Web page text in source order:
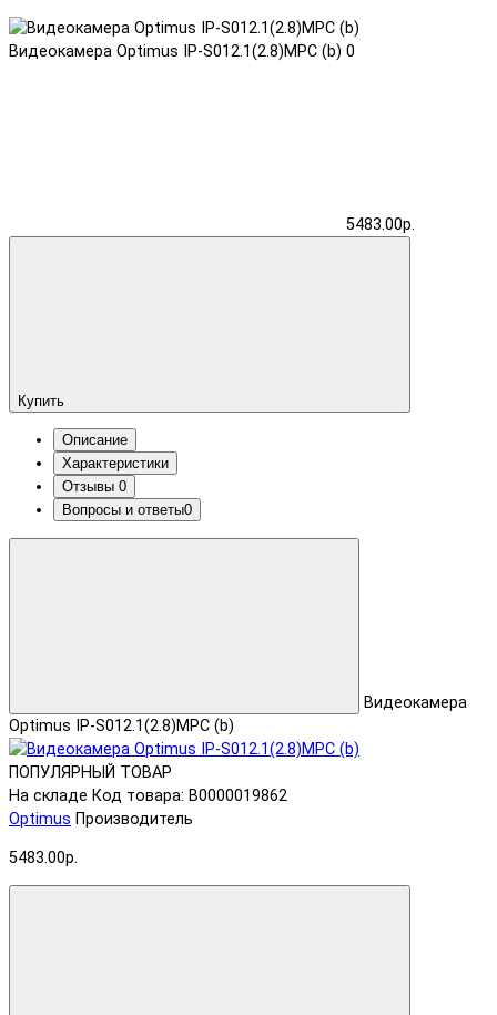
Видеокамера Optimus IP-S012.1(2.8)MPC (b) 0
5483.00р.
Купить
Описание
Характеристики
Отзывы 0
Вопросы и ответы0
Видеокамера
Optimus IP-S012.1(2.8)MPC (b)
ПОПУЛЯРНЫЙ ТОВАР
На складе Код товара: В0000019862
Optimus Производитель
5483.00р.